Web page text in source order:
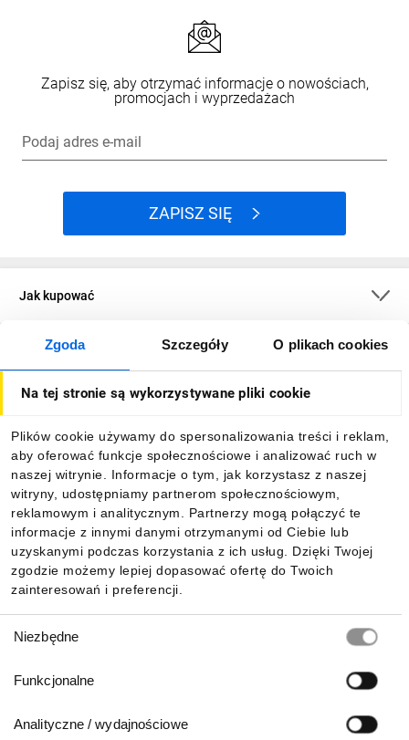
Zgoda Szczegóły O plikach cookies
Na tej stronie są wykorzystywane pliki cookie
Plików cookie używamy do spersonalizowania treści i reklam,
aby oferować funkcje społecznościowe i analizować ruch w
naszej witrynie. Informacje o tym, jak korzystasz z naszej
witryny, udostępniamy partnerom społecznościowym,
reklamowym i analitycznym. Partnerzy mogą połączyć te
informacje z innymi danymi otrzymanymi od Ciebie lub
uzyskanymi podczas korzystania z ich usług. Dzięki Twojej
zgodzie możemy lepiej dopasować ofertę do Twoich
zainteresowań i preferencji.
zgody
Niezbędne
Funkcjonalne
Analityczne / wydajnościowe
Zapisz się, aby otrzymać informacje o nowościach,
promocjach i wyprzedażach
Podaj adres e-mail
ZAPISZ SIĘ
Jak kupować
O firmie
Informacje
Pobierz naszą aplikację mobilną: